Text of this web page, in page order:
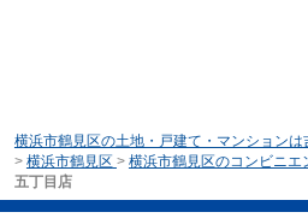
横浜市鶴見区の土地・戸建て・マンション
> 横浜市鶴見区 > 横浜市鶴見区のコンビニエ
五丁目店